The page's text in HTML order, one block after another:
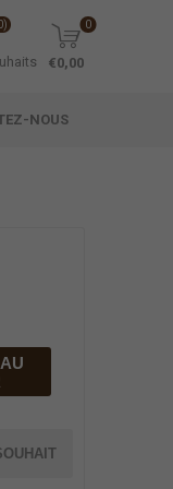
0
€0,00
NOUS